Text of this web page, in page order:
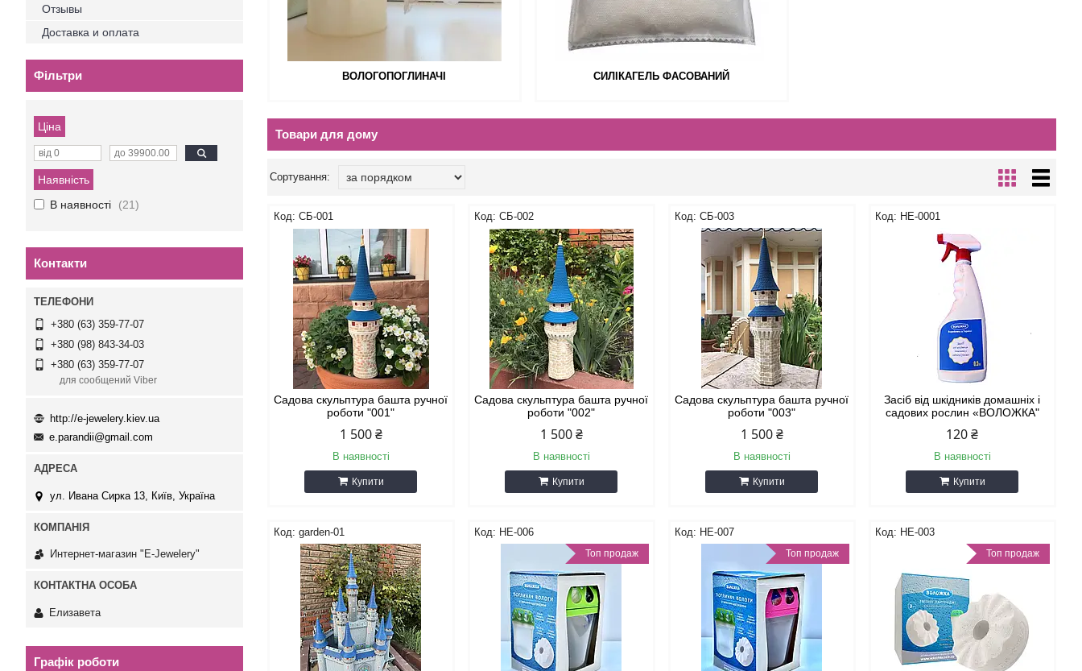
ВОЛОГОПОГЛИНАЧІ СИЛІКАГЕЛЬ ФАСОВАНИЙ
Товари для дому
СБ-001
Садова скульптура башта ручної
роботи "001"
1 500 ₴
В наявності
Купити
СБ-002
Садова скульптура башта ручної
роботи "002"
1 500 ₴
В наявності
Купити
СБ-003
Садова скульптура башта ручної
роботи "003"
1 500 ₴
В наявності
Купити
НЕ-0001
Засіб від шкідників домашніх і
садових рослин «ВОЛОЖКА"
120 ₴
В наявності
Купити
garden-01 НЕ-006
Топ продаж
НЕ-007
Топ продаж
НЕ-003
Топ продаж
Отзывы
Доставка и оплата
Фільтри
Ціна
Наявність
В наявності
21
Контакти
+380 (63) 359-77-07
+380 (98) 843-34-03
+380 (63) 359-77-07
для сообщений Viber
http://e-jewelery.kiev.ua
e.parandii@gmail.com
ул. Ивана Сирка 13, Київ, Україна
Интернет-магазин "E-Jewelery"
Елизавета
Графік роботи